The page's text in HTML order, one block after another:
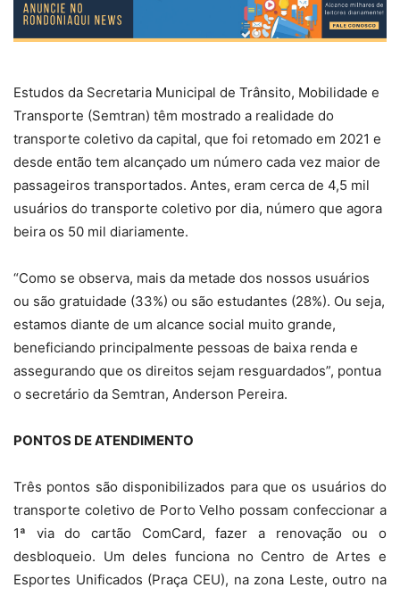
Estudos da Secretaria Municipal de Trânsito, Mobilidade e
Transporte (Semtran) têm mostrado a realidade do
transporte coletivo da capital, que foi retomado em 2021 e
desde então tem alcançado um número cada vez maior de
passageiros transportados. Antes, eram cerca de 4,5 mil
usuários do transporte coletivo por dia, número que agora
beira os 50 mil diariamente.
“Como se observa, mais da metade dos nossos usuários
ou são gratuidade (33%) ou são estudantes (28%). Ou seja,
estamos diante de um alcance social muito grande,
beneficiando principalmente pessoas de baixa renda e
assegurando que os direitos sejam resguardados”, pontua
o secretário da Semtran, Anderson Pereira.
PONTOS DE ATENDIMENTO
Três pontos são disponibilizados para que os usuários do
transporte coletivo de Porto Velho possam confeccionar a
1ª via do cartão ComCard, fazer a renovação ou o
desbloqueio. Um deles funciona no Centro de Artes e
Esportes Unificados (Praça CEU), na zona Leste, outro na